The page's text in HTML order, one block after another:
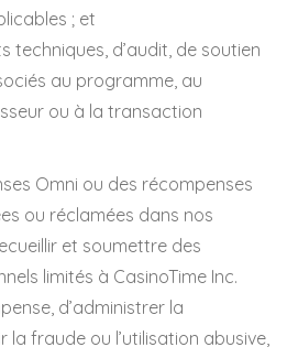
; et
techniques, d’audit, de soutien
au programme, au
ou à la transaction
Omni ou des récompenses
ou réclamées dans nos
et soumettre des
limités à CasinoTime Inc.
d’administrer la
la fraude ou l’utilisation abusive,